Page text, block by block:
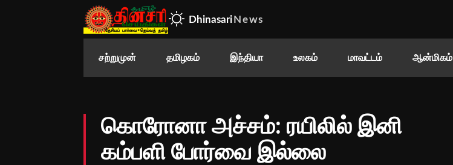
Dhinasari News
சற்றுமுன் தமிழகம் இந்தியா உலகம் மாவட்டம் ஆன்மிகம்
கொரோனா அச்சம்: ரயிலில் இனி
கம்பளி போர்வை இல்லை